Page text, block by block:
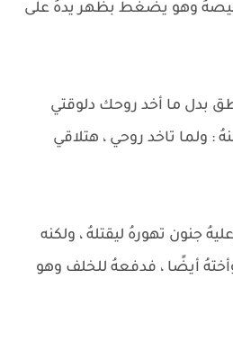
وهو يضغط بظهر يدهُ على
بدل ما أخد روحك دلوقتي
ولما تاخد روحي ، هتلاقي
جنون تهورهُ ليقتلهُ ، ولكنه
أيضًا ، فدفعهُ للخلف وهو